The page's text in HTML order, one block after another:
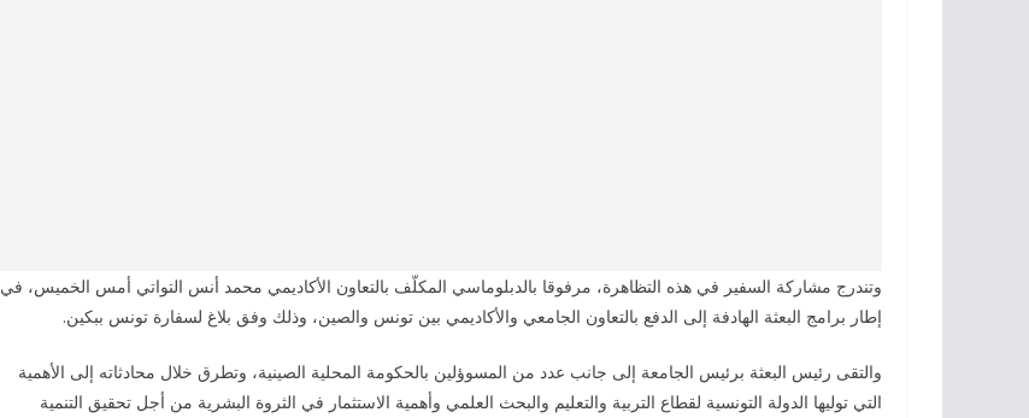
وتندرج مشاركة السفير في هذه التظاهرة، مرفوقا بالدبلوماسي المكلّف بالتعاون الأكاديمي محمد أنس التواتي أمس الخميس، في
إطار برامج البعثة الهادفة إلى الدفع بالتعاون الجامعي والأكاديمي بين تونس والصين، وذلك وفق بلاغ لسفارة تونس ببكين.
والتقى رئيس البعثة برئيس الجامعة إلى جانب عدد من المسوؤلين بالحكومة المحلية الصينية، وتطرق خلال محادثاته إلى الأهمية
التي توليها الدولة التونسية لقطاع التربية والتعليم والبحث العلمي وأهمية الاستثمار في الثروة البشرية من أجل تحقيق التنمية